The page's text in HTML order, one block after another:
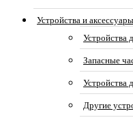
Устройства и аксессуары
Устройства
Запасные
Устройства
Другие